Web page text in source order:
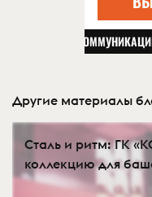
Другие материалы
Сталь и ритм: ГК
коллекцию для